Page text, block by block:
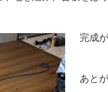
完成
あと